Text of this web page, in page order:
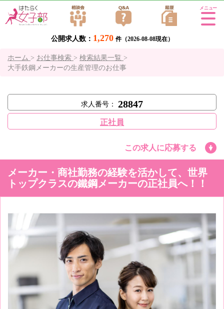
公開求人数： 1,270 件（2026-08-08現在）
Tog
ホーム > お仕事検索 > 検索結果一覧 >
大手鉄鋼メーカーの生産管理のお仕事
求人番号： 28847
正社員
この求人に応募する
メーカー・商社勤務の経験を活かして、世界
トップクラスの鐵鋼メーカーの正社員へ！！